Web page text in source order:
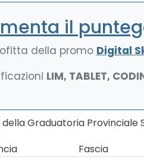
il
della promo Digital
LIM, TABLET,
Graduatoria Provinciale
Fascia